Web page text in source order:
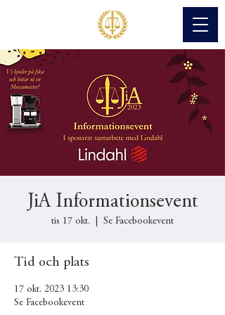
JiA Informationsevent
tis 17 okt. Se Facebookevent
Tid och plats
17 okt. 2023 13:30
Se Facebookevent